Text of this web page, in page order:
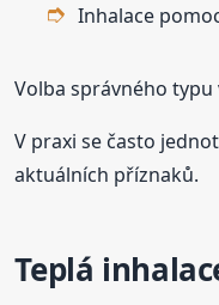
Inhalace
Volba správného typu
V praxi se často
aktuálních příznaků.
Teplá